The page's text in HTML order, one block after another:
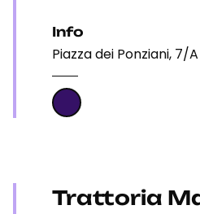
Info
Piazza dei Ponziani,
Trattoria